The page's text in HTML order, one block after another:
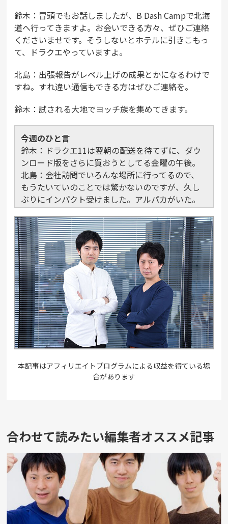
鈴木：冒頭でもお話しましたが、B Dash Campで北海
道へ行ってきますよ。お会いできる方々、ぜひご連絡
くださいませです。そうしないとホテルに引きこもっ
て、ドラクエやっていますよ。
北島：出張報告がレベル上げの成果とかになるわけで
すね。すれ違い通信もできる方はぜひご連絡を。
鈴木：試される大地でヨッチ族を集めてきます。
今週のひと言
鈴木：ドラクエ11は翌朝の配送を待てずに、ダウ
ンロード版をさらに買おうとしてる金曜の午後。
北島：会社訪問でいろんな場所に行ってるので、
もうたいていのことでは驚かないのですが、久し
ぶりにインパクト受けました。アルパカがいた。
本記事はアフィリエイトプログラムによる収益を得ている場
合があります
合わせて読みたい編集者オススメ記事